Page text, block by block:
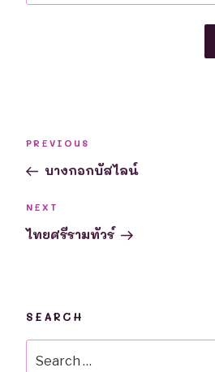
Previous
Post
PREVIOUS
บางกอกบัสไลน์
Next
Post
NEXT
ไทยศรีรามทัวร์
SEARCH